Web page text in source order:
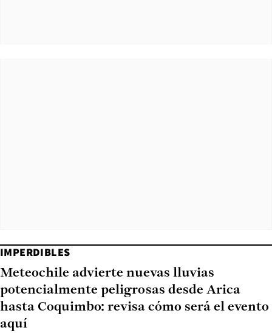
IMPERDIBLES
Meteochile advierte nuevas lluvias
potencialmente peligrosas desde Arica
hasta Coquimbo: revisa cómo será el evento
aquí